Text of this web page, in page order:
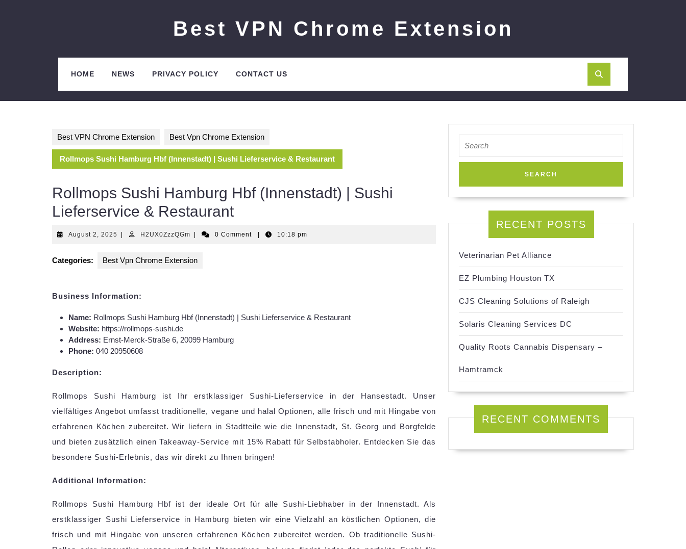
Best VPN Chrome Extension
HOME NEWS PRIVACY POLICY CONTACT US
Best VPN Chrome Extension Best Vpn Chrome Extension
Rollmops Sushi Hamburg Hbf (Innenstadt) | Sushi Lieferservice & Restaurant
Rollmops Sushi Hamburg Hbf (Innenstadt) | Sushi
Lieferservice & Restaurant
August 2, 2025 August
H2UX0ZzzQGmH2UX0ZzzQGm
0 Comment 10:18 pm
Categories: Best Vpn Chrome Extension
Business Information:
Name: Rollmops Sushi Hamburg Hbf (Innenstadt) | Sushi Lieferservice & Restaurant
Website: https://rollmops-sushi.de
Address: Ernst-Merck-Straße 6, 20099 Hamburg
Phone: 040 20950608
Description:
Rollmops Sushi Hamburg ist Ihr erstklassiger Sushi-Lieferservice in der Hansestadt. Unser
vielfältiges Angebot umfasst traditionelle, vegane und halal Optionen, alle frisch und mit Hingabe von
erfahrenen Köchen zubereitet. Wir liefern in Stadtteile wie die Innenstadt, St. Georg und Borgfelde
und bieten zusätzlich einen Takeaway-Service mit 15% Rabatt für Selbstabholer. Entdecken Sie das
besondere Sushi-Erlebnis, das wir direkt zu Ihnen bringen!
Additional Information:
Rollmops Sushi Hamburg Hbf ist der ideale Ort für alle Sushi-Liebhaber in der Innenstadt. Als
erstklassiger Sushi Lieferservice in Hamburg bieten wir eine Vielzahl an köstlichen Optionen, die
frisch und mit Hingabe von unseren erfahrenen Köchen zubereitet werden. Ob traditionelle Sushi-
for:
RECENT POSTS
Veterinarian Pet Alliance
EZ Plumbing Houston TX
CJS Cleaning Solutions of Raleigh
Solaris Cleaning Services DC
Quality Roots Cannabis Dispensary –
Hamtramck
RECENT COMMENTS